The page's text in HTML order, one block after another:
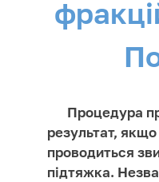
Процедура
результат,
проводиться
підтяжка.